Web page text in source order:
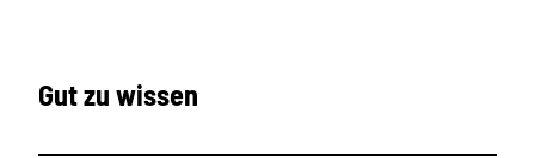
Gut zu wissen